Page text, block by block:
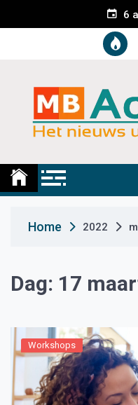
e
t
6
Home 2022
Dag: 17
Workshops